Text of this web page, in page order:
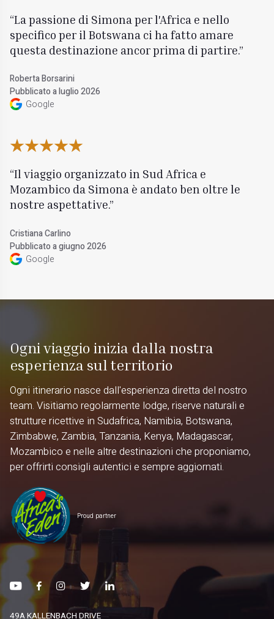
La passione di Simona per l'Africa e nello
specifico per il Botswana ci ha fatto amare
questa destinazione ancor prima di partire.
Roberta Borsarini
Pubblicato a luglio 2026
Google
Il viaggio organizzato in Sud Africa e
Mozambico da Simona è andato ben oltre le
nostre aspettative.
Cristiana Carlino
Pubblicato a giugno 2026
Google
Ogni viaggio inizia dalla nostra
esperienza sul territorio
Ogni itinerario nasce dall'esperienza diretta del nostro
team. Visitiamo regolarmente lodge, riserve naturali e
strutture ricettive in Sudafrica, Namibia, Botswana,
Zimbabwe, Zambia, Tanzania, Kenya, Madagascar,
Mozambico e nelle altre destinazioni che proponiamo,
per offrirti consigli autentici e sempre aggiornati.
Proud partner
49A KALLENBACH DRIVE